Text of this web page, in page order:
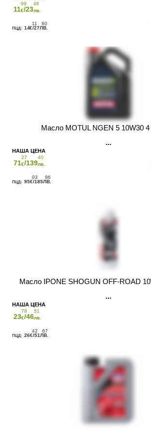
11
99
€/23
46
лв.
14
11
€/27
60
ЛВ.
Масло MOTUL NGEN 5 10W30 4
71
27
€/139
40
лв.
95
03
€/185
86
ЛВ.
Масло IPONE SHOGUN OFF-ROAD
23
78
€/46
51
лв.
26
42
€/51
67
ЛВ.